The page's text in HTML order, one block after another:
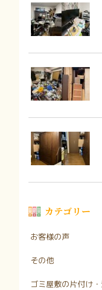
カテゴリー
お客様の声
その他
ゴミ屋敷の片付け